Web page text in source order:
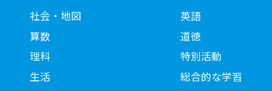
社会・地図
算数
理科
生活
英語
道徳
特別活動
総合的な学習